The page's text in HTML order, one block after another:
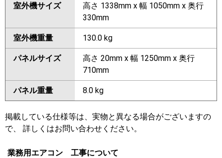
室外機サイズ
高さ 1338mm x 幅 1050mm x 奥行
330mm
室外機重量 130.0 kg
パネルサイズ
高さ 20mm x 幅 1250mm x 奥行
710mm
パネル重量 8.0 kg
掲載している仕様等は、実物と異なる場合がございますの
で、 詳しくはお問い合わせください。
業務用エアコン 工事について